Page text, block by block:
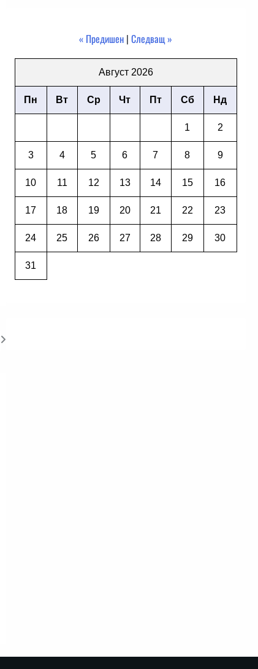
« Предишен |Следващ »
Август 2026
Пн Вт Ср Чт Пт Сб Нд
1 2
3 4 5 6 7 8 9
10 11 12 13 14 15 16
17 18 19 20 21 22 23
24 25 26 27 28 29 30
31